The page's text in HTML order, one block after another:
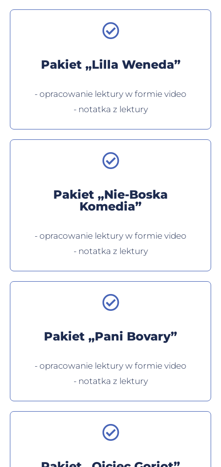
Pakiet „Lilla Weneda”
- opracowanie lektury w formie video
- notatka z lektury
Pakiet „Nie-Boska
Komedia”
- opracowanie lektury w formie video
- notatka z lektury
Pakiet „Pani Bovary”
- opracowanie lektury w formie video
- notatka z lektury